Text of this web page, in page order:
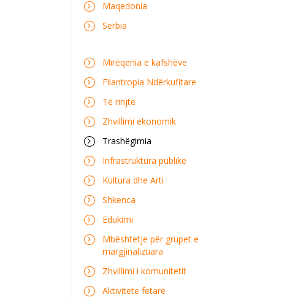
Maqedonia
Serbia
Mirëqenia e kafshëve
Filantropia Ndërkufitare
Të rinjtë
Zhvillimi ekonomik
Trashëgimia
Infrastruktura publike
Kultura dhe Arti
Shkenca
Edukimi
Mbështetje për grupet e
margjinalizuara
Zhvillimi i komunitetit
Aktivitete fetare